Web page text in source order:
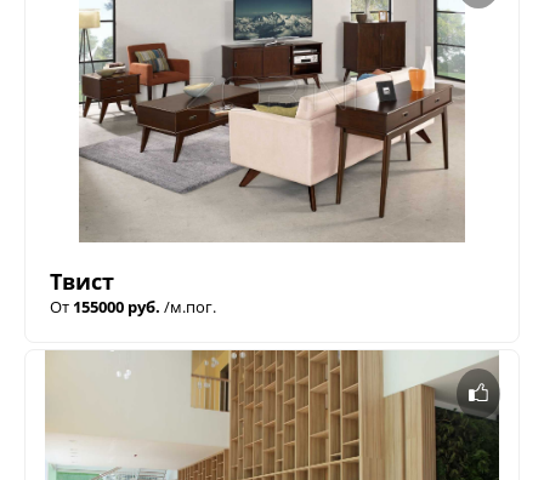
Твист
От 155000 руб. /м.пог.